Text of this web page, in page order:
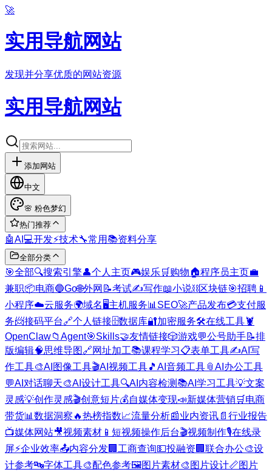
🚀
实用导航网站
发现并分享优质的网站资源
实用导航网站
添加网站
中文
🌸 粉色梦幻
热门推荐
🤖AI 💻开发⚡技术🔧常用 📚资料分享
全部分类
🎯全部🔍搜索引擎👤个人主页🎮娱乐🛒 购物🏠程序员主页💼
兼职📦电商🔵Go🌐外网 📝考试✍️写作📖小说⛓️区块链🎯招聘 📱
小程序☁️云服务🌍域名 🖥️主机服务📊 SEO🚀产品发布💳支付服
务📨接码平台🔗个人链接🗄️数据库🔐加密服务🛠️在线工具🦞
OpenClaw📁 Agent🎯Skills🤝友情链接🎲游戏💬公号助手📝排
版编辑🧠思维导图🔗网址加工📚课程学习📋表单工具✍️AI写
作工具🎨AI图像工具🎬AI视频工具🎵 AI音频工具 📎 AI办公工具
💬AI对话聊天🎨AI设计工具🔍AI内容检测 📚AI学习工具💡文案
灵感💡创作灵感🎬创意短片💰自媒体变现📣新媒体营销 🛒 电商
带货📊 数据洞察 🔥热榜指数📈流量分析📰业内资讯 📄 行业报告
📺媒体网站🎥视频素材 📱 短视频操作后台🎬视频制作🎙️在线录
屏⚡企业效率📤内容分发🏢 工商查询💵投融资 🏢 联合办公🎨设
计参考🔤字体工具🎨配色参考🖼️图片素材🎨 图片设计📏图片